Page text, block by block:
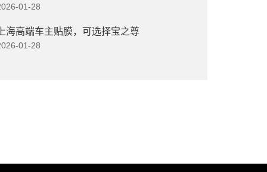
01-28
海高端车主贴膜，可选择宝之尊
01-28